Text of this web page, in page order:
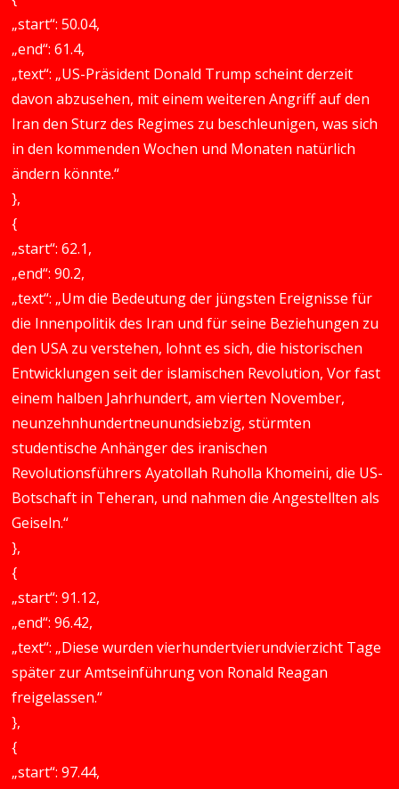
„start“: 50.04,
„end“: 61.4,
„text“: „US-Präsident Donald Trump scheint derzeit
davon abzusehen, mit einem weiteren Angriff auf den
Iran den Sturz des Regimes zu beschleunigen, was sich
in den kommenden Wochen und Monaten natürlich
ändern könnte.“
},
{
„start“: 62.1,
„end“: 90.2,
„text“: „Um die Bedeutung der jüngsten Ereignisse für
die Innenpolitik des Iran und für seine Beziehungen zu
den USA zu verstehen, lohnt es sich, die historischen
Entwicklungen seit der islamischen Revolution, Vor fast
einem halben Jahrhundert, am vierten November,
neunzehnhundertneunundsiebzig, stürmten
studentische Anhänger des iranischen
Revolutionsführers Ayatollah Ruholla Khomeini, die US-
Botschaft in Teheran, und nahmen die Angestellten als
Geiseln.“
},
{
„start“: 91.12,
„end“: 96.42,
„text“: „Diese wurden vierhundertvierundvierzicht Tage
später zur Amtseinführung von Ronald Reagan
freigelassen.“
},
{
„start“: 97.44,